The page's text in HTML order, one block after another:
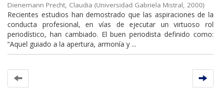
Dienemann Precht, Claudia (Universidad Gabriela Mistral, 2000)
Recientes estudios han demostrado que las aspiraciones de la
conducta profesional, en vías de ejecutar un virtuoso rol
periodístico, han cambiado. El buen periodista definido como:
“Aquel guiado a la apertura, armonía y ...